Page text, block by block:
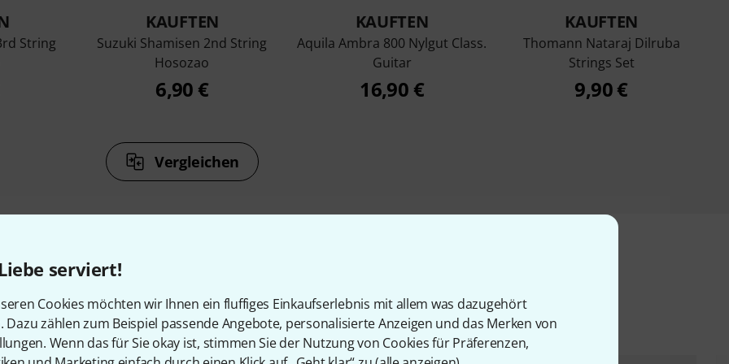
serviert!
Cookies möchten wir Ihnen ein fluffiges Einkaufserlebnis mit allem was dazugehört
Dazu zählen zum Beispiel passende Angebote, personalisierte Anzeigen und das Merken von
Wenn das für Sie okay ist, stimmen Sie der Nutzung von Cookies für Präferenzen,
String
KAUFTEN
Suzuki Shamisen 2nd String
Hosozao
6,90 €
KAUFTEN
Aquila Ambra 800 Nylgut Class.
Guitar
16,90 €
KAUFTEN
Thomann Nataraj Dilruba
Strings Set
9,90 €
Vergleichen
& passende Artikel